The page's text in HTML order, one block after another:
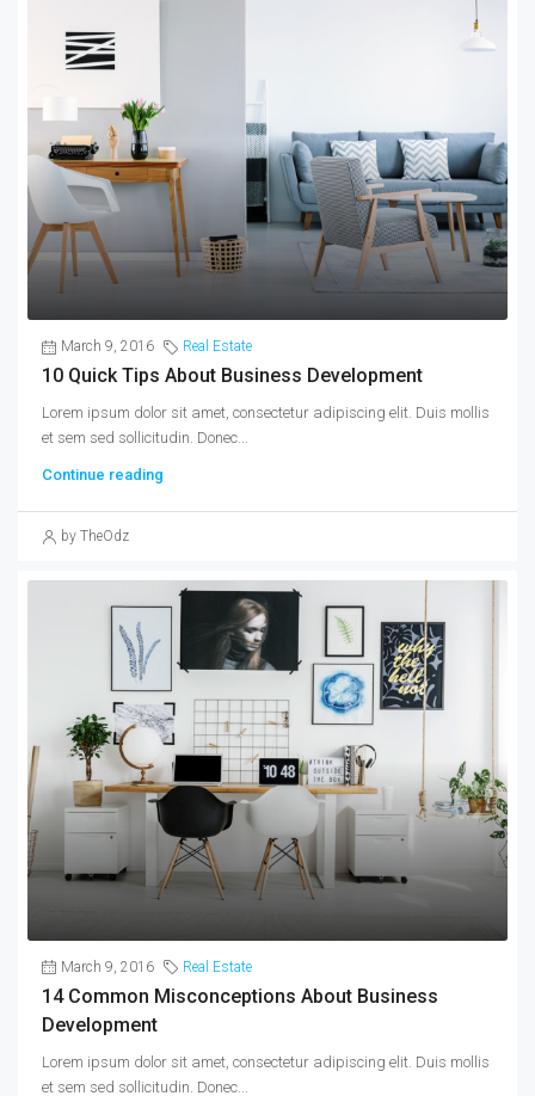
March 9, 2016 Real Estate
10 Quick Tips About Business Development
Lorem ipsum dolor sit amet, consectetur adipiscing elit. Duis mollis
et sem sed sollicitudin. Donec...
Continue reading
by TheOdz
March 9, 2016 Real Estate
14 Common Misconceptions About Business
Development
Lorem ipsum dolor sit amet, consectetur adipiscing elit. Duis mollis
et sem sed sollicitudin. Donec...